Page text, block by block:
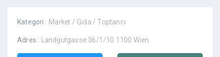
Kategori : Market / Gıda / Toptancı
Adres : Landgutgasse 36/1/10 1100 Wien